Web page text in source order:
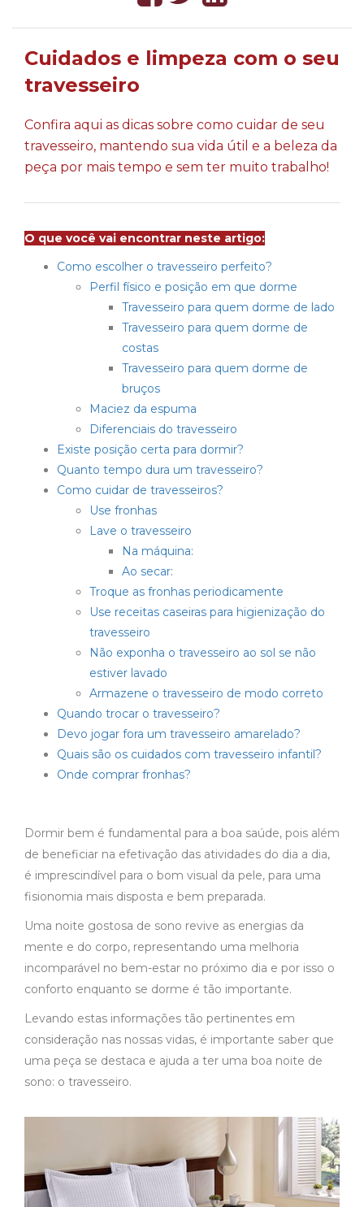
Cuidados e limpeza com o seu
travesseiro
Confira aqui as dicas sobre como cuidar de seu
travesseiro, mantendo sua vida útil e a beleza da
peça por mais tempo e sem ter muito trabalho!
O que você vai encontrar neste artigo:
Como escolher o travesseiro perfeito?
Perfil físico e posição em que dorme
Travesseiro para quem dorme de lado
Travesseiro para quem dorme de
costas
Travesseiro para quem dorme de
bruços
Maciez da espuma
Diferenciais do travesseiro
Existe posição certa para dormir?
Quanto tempo dura um travesseiro?
Como cuidar de travesseiros?
Use fronhas
Lave o travesseiro
Na máquina:
Ao secar:
Troque as fronhas periodicamente
Use receitas caseiras para higienização do
travesseiro
Não exponha o travesseiro ao sol se não
estiver lavado
Armazene o travesseiro de modo correto
Quando trocar o travesseiro?
Devo jogar fora um travesseiro amarelado?
Quais são os cuidados com travesseiro infantil?
Onde comprar fronhas?
Dormir bem é fundamental para a boa saúde, pois além
de beneficiar na efetivação das atividades do dia a dia,
é imprescindível para o bom visual da pele, para uma
fisionomia mais disposta e bem preparada.
Uma noite gostosa de sono revive as energias da
mente e do corpo, representando uma melhoria
incomparável no bem-estar no próximo dia e por isso o
conforto enquanto se dorme é tão importante.
Levando estas informações tão pertinentes em
consideração nas nossas vidas, é importante saber que
uma peça se destaca e ajuda a ter uma boa noite de
sono: o travesseiro.